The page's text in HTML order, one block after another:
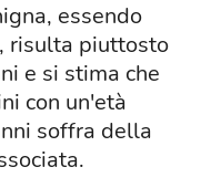
essendo
risulta piuttosto
e si stima che
con un'età
soffra della